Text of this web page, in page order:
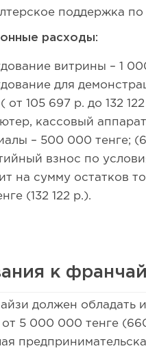
поддержка
расходы:
витрины – 1
для
от 105 697 р. до 132
кассовый
– 500 000 тенге;
взнос по
на сумму остатков
(132 122 р.).
к
должен обладать
5 000 000 тенге